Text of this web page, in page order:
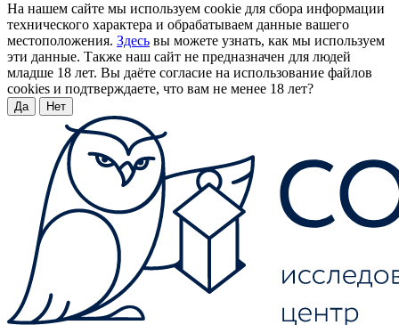
На нашем сайте мы используем cookie для сбора информации
технического характера и обрабатываем данные вашего
местоположения. Здесь вы можете узнать, как мы используем
эти данные. Также наш сайт не предназначен для людей
младше 18 лет. Вы даёте согласие на использование файлов
cookies и подтверждаете, что вам не менее 18 лет?
Да Нет